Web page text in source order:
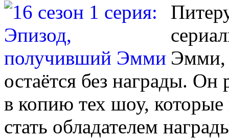
Эмми,
остаётся без награды. Он
в копию тех шоу,
стать обладателем